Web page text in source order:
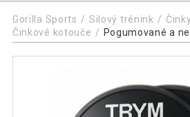
Gorilla Sports Silový trénink
Činkové kotouče
Pogumované a